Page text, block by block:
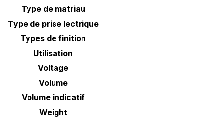
Type de matriau
Type de prise lectrique
Types de finition
Utilisation
Voltage
Volume
Volume indicatif
Weight